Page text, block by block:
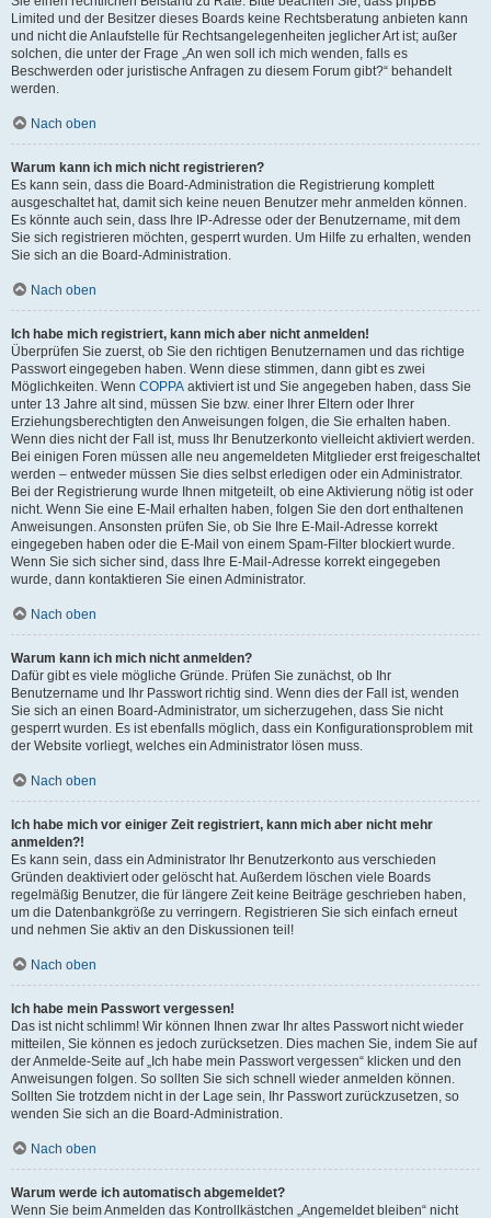
Limited und der Besitzer dieses Boards keine Rechtsberatung anbieten kann
und nicht die Anlaufstelle für Rechtsangelegenheiten jeglicher Art ist; außer
solchen, die unter der Frage „An wen soll ich mich wenden, falls es
Beschwerden oder juristische Anfragen zu diesem Forum gibt?“ behandelt
werden.
Nach oben
Warum kann ich mich nicht registrieren?
Es kann sein, dass die Board-Administration die Registrierung komplett
ausgeschaltet hat, damit sich keine neuen Benutzer mehr anmelden können.
Es könnte auch sein, dass Ihre IP-Adresse oder der Benutzername, mit dem
Sie sich registrieren möchten, gesperrt wurden. Um Hilfe zu erhalten, wenden
Sie sich an die Board-Administration.
Nach oben
Ich habe mich registriert, kann mich aber nicht anmelden!
Überprüfen Sie zuerst, ob Sie den richtigen Benutzernamen und das richtige
Passwort eingegeben haben. Wenn diese stimmen, dann gibt es zwei
Möglichkeiten. Wenn COPPA aktiviert ist und Sie angegeben haben, dass Sie
unter 13 Jahre alt sind, müssen Sie bzw. einer Ihrer Eltern oder Ihrer
Erziehungsberechtigten den Anweisungen folgen, die Sie erhalten haben.
Wenn dies nicht der Fall ist, muss Ihr Benutzerkonto vielleicht aktiviert werden.
Bei einigen Foren müssen alle neu angemeldeten Mitglieder erst freigeschaltet
werden – entweder müssen Sie dies selbst erledigen oder ein Administrator.
Bei der Registrierung wurde Ihnen mitgeteilt, ob eine Aktivierung nötig ist oder
nicht. Wenn Sie eine E-Mail erhalten haben, folgen Sie den dort enthaltenen
Anweisungen. Ansonsten prüfen Sie, ob Sie Ihre E-Mail-Adresse korrekt
eingegeben haben oder die E-Mail von einem Spam-Filter blockiert wurde.
Wenn Sie sich sicher sind, dass Ihre E-Mail-Adresse korrekt eingegeben
wurde, dann kontaktieren Sie einen Administrator.
Nach oben
Warum kann ich mich nicht anmelden?
Dafür gibt es viele mögliche Gründe. Prüfen Sie zunächst, ob Ihr
Benutzername und Ihr Passwort richtig sind. Wenn dies der Fall ist, wenden
Sie sich an einen Board-Administrator, um sicherzugehen, dass Sie nicht
gesperrt wurden. Es ist ebenfalls möglich, dass ein Konfigurationsproblem mit
der Website vorliegt, welches ein Administrator lösen muss.
Nach oben
Ich habe mich vor einiger Zeit registriert, kann mich aber nicht mehr
anmelden?!
Es kann sein, dass ein Administrator Ihr Benutzerkonto aus verschieden
Gründen deaktiviert oder gelöscht hat. Außerdem löschen viele Boards
regelmäßig Benutzer, die für längere Zeit keine Beiträge geschrieben haben,
um die Datenbankgröße zu verringern. Registrieren Sie sich einfach erneut
und nehmen Sie aktiv an den Diskussionen teil!
Nach oben
Ich habe mein Passwort vergessen!
Das ist nicht schlimm! Wir können Ihnen zwar Ihr altes Passwort nicht wieder
mitteilen, Sie können es jedoch zurücksetzen. Dies machen Sie, indem Sie auf
der Anmelde-Seite auf „Ich habe mein Passwort vergessen“ klicken und den
Anweisungen folgen. So sollten Sie sich schnell wieder anmelden können.
Sollten Sie trotzdem nicht in der Lage sein, Ihr Passwort zurückzusetzen, so
wenden Sie sich an die Board-Administration.
Nach oben
Warum werde ich automatisch abgemeldet?
Wenn Sie beim Anmelden das Kontrollkästchen „Angemeldet bleiben“ nicht